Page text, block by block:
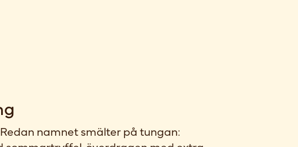
namnet smälter på tungan: